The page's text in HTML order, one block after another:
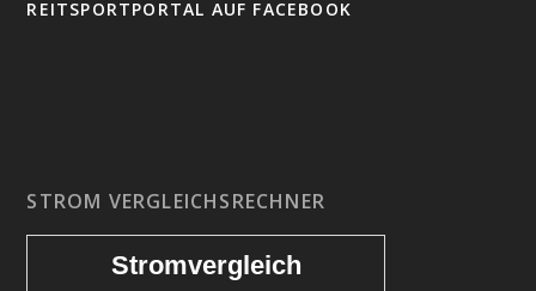
REITSPORTPORTAL AUF FACEBOOK
STROM VERGLEICHSRECHNER
Stromvergleich